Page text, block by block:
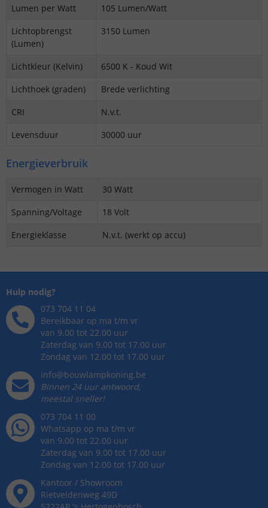
Lumen per Watt
105 Lumen/Watt
Lichtopbrengst
(Lumen)
3150 Lumen
Lichtkleur (Kelvin)
6500 K - Koud Wit
Lichthoek (graden)
Brede verlichting
CRI
N.v.t.
Levensduur
30000 uur
Energieverbruik
Vermogen in Watt
30 Watt
Spanning/Voltage
18 Volt
Energieklasse
N.v.t. (werkt op accu)
Hulp nodig?
073 704 11 04
Bereikbaar op ma t/m vr
van 9.00 tot 22.00 uur
Zaterdag van 9.00 tot 17.00 uur
Zondag van 12.00 tot 17.00 uur
info@bouwlampkoning.be
Binnen 24 uur antwoord,
meestal sneller!
073 704 11 00
Whatsapp op ma t/m vr
van 9.00 tot 22.00 uur
Zaterdag van 9.00 tot 17.00 uur
Zondag van 12.00 tot 17.00 uur
Kantoor / Showroom
Rietveldenweg 49D